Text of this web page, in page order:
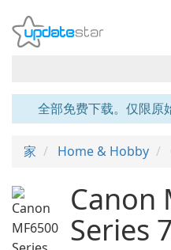
全部免费下载。仅限原
家 Home & Hobby
Canon
Series